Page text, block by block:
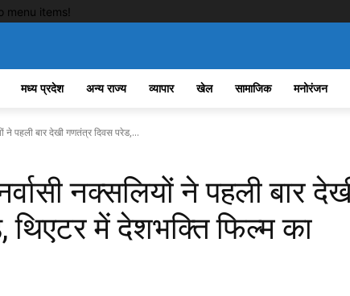
menu items!
मध्य प्रदेश अन्य राज्य व्यापार खेल सामाजिक मनोरंजन
ने पहली बार देखी गणतंत्र दिवस परेड,...
नक्सलियों ने पहली बार
थिएटर में देशभक्ति फिल्म का